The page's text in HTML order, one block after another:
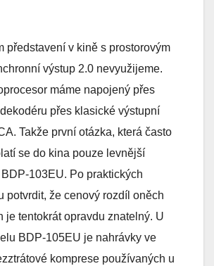
představení v kině s prostorovým
výstup 2.0 nevyužijeme.
máme napojený přes
přes klasické výstupní
Takže první otázka, která často
se do kina pouze levnější
103EU. Po praktických
potvrdit, že cenový rozdíl oněch
je tentokrát opravdu znatelný. U
BDP-105EU je nahrávky ve
komprese používaných u